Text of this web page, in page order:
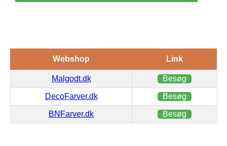
Webshop Link
Malgodt.dk Besøg
DecoFarver.dk Besøg
BNFarver.dk Besøg